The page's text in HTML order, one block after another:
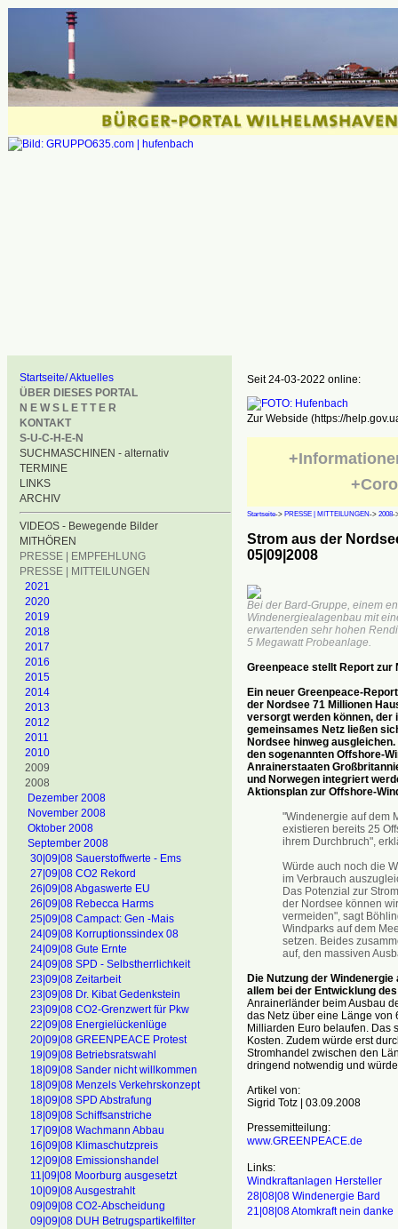
Startseite/ Aktuelles
ÜBER DIESES PORTAL
N E W S L E T T E R
KONTAKT
S-U-C-H-E-N
SUCHMASCHINEN - alternativ
TERMINE
LINKS
ARCHIV
VIDEOS - Bewegende Bilder
MITHÖREN
PRESSE | EMPFEHLUNG
PRESSE | MITTEILUNGEN
2021
2020
2019
2018
2017
2016
2015
2014
2013
2012
2011
2010
2009
2008
Dezember 2008
November 2008
Oktober 2008
September 2008
30|09|08 Sauerstoffwerte - Ems
27|09|08 CO2 Rekord
26|09|08 Abgaswerte EU
26|09|08 Rebecca Harms
25|09|08 Campact: Gen -Mais
24|09|08 Korruptionssindex 08
24|09|08 Gute Ernte
24|09|08 SPD - Selbstherrlichkeit
23|09|08 Zeitarbeit
23|09|08 Dr. Kibat Gedenkstein
23|09|08 CO2-Grenzwert für Pkw
22|09|08 Energielückenlüge
20|09|08 GREENPEACE Protest
19|09|08 Betriebsratswahl
18|09|08 Sander nicht willkommen
18|09|08 Menzels Verkehrskonzept
18|09|08 SPD Abstrafung
18|09|08 Schiffsanstriche
17|09|08 Wachmann Abbau
16|09|08 Klimaschutzpreis
12|09|08 Emissionshandel
11|09|08 Moorburg ausgesetzt
10|09|08 Ausgestrahlt
09|09|08 CO2-Abscheidung
09|09|08 DUH Betrugspartikelfilter
Seit 24-03-2022 online:
Zur Webside (https://
Startseite-> PRESSE | MITTEILUNGEN-> 2008-
Strom aus der
05|09|2008
Bei der Bard-Gruppe, einem
Windenergiealagenbau mit
erwartenden sehr hohen
5 Megawatt Probeanlage.
Greenpeace stellt Report zur
Ein neuer Greenpeace-
der Nordsee 71 Millionen
versorgt werden können, der
gemeinsames Netz ließen
Nordsee hinweg
den sogenannten Offshore-
Anrainerstaaten
und Norwegen integriert
Aktionsplan zur Offshore-
"Windenergie auf dem
existieren bereits 25
ihrem Durchbruch",
Würde auch noch die
im Verbrauch
Das Potenzial zur
der Nordsee können
vermeiden", sagt
Windparks auf dem
setzen. Beides
auf, den massiven
Die Nutzung der
allem bei der Entwicklung
Anrainerländer beim Ausbau
das Netz über eine Länge von
Milliarden Euro belaufen. Das
Kosten. Zudem würde erst
Stromhandel zwischen den
dringend notwendig und
Artikel von:
Sigrid Totz | 03.09.2008
Pressemitteilung:
www.GREENPEACE.de
Links:
Windkraftanlagen Hersteller
28|08|08 Windenergie Bard
21|08|08 Atomkraft nein danke